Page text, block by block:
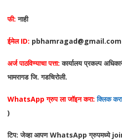
फी: नाही
ईमेल ID: pbhamragad@gmail.com
अर्ज पाठविण्याचा पत्ता: कार्यालय प्रकल्प
भामरागड जि. गडचिरोली.
WhatsApp ग्रुप ला जॉइन करा: क्लिक
)
टिप: जेव्हा आपण WhatsApp ग्रुपमध्ये